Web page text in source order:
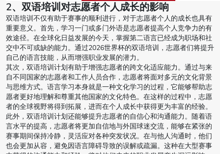
2、双语培训对志愿者个人成长的影响
双语培训不仅有助于赛事的顺利进行，对于志愿者个人的成长也具有
重要意义。首先，学习一门或多门外语是志愿者提高个人竞争力的有
效途径。在全球化日益发展的今天，掌握第二语言已经成为职场和社
交中不可或缺的能力。通过2026世界杯的双语培训，志愿者们将提升
自己的语言技能，从而增强职业发展的潜力。
其次，双语培训计划有助于增强志愿者的跨文化适应能力。通过与来
自不同国家的志愿者和工作人员合作，志愿者将面对多元的文化背景
与思维方式。语言学习本身就是一种文化学习的过程，它能够帮助志
愿者更好地理解和尊重其他国家的文化特色。在这样的过程中，志愿
者的全球视野将得到拓展，进而在个人成长中获得更为丰富的经验。
此外，双语培训计划还能够提升志愿者的自信心和沟通能力。随着语
言水平的提高，志愿者将更加自信地与外国球迷交流，能够在紧张的
赛事期间保持冷静，灵活应对各种突发状况。在与他人沟通时，他们
也会更加从容，避免因语言障碍导致的误解或疏漏。这种在大型赛事